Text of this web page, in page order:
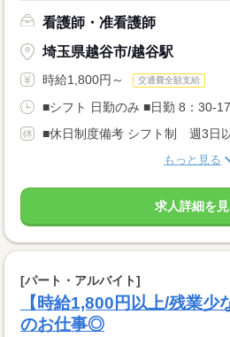
看護師・准看護師
埼玉県越谷市/越谷駅
時給1,800円～ 交通費全額支給
■シフト 日勤のみ ■日勤 8：30-17
■休日制度備考 シフト制 週3日
もっと見る
求人詳細を
[パート・アルバイト]
【時給1,800円以上/残業少
のお仕事◎